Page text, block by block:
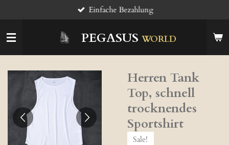
Hauptinhalt
springen
PEGASUS WORLD
Einfache Bezahlung
Herren Tank
Top, schnell
trocknendes
Sportshirt
Sale!